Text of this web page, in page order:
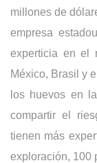
millones de
empresa
experticia en el
México, Brasil y
los huevos en
compartir el
tienen más
exploración, 100